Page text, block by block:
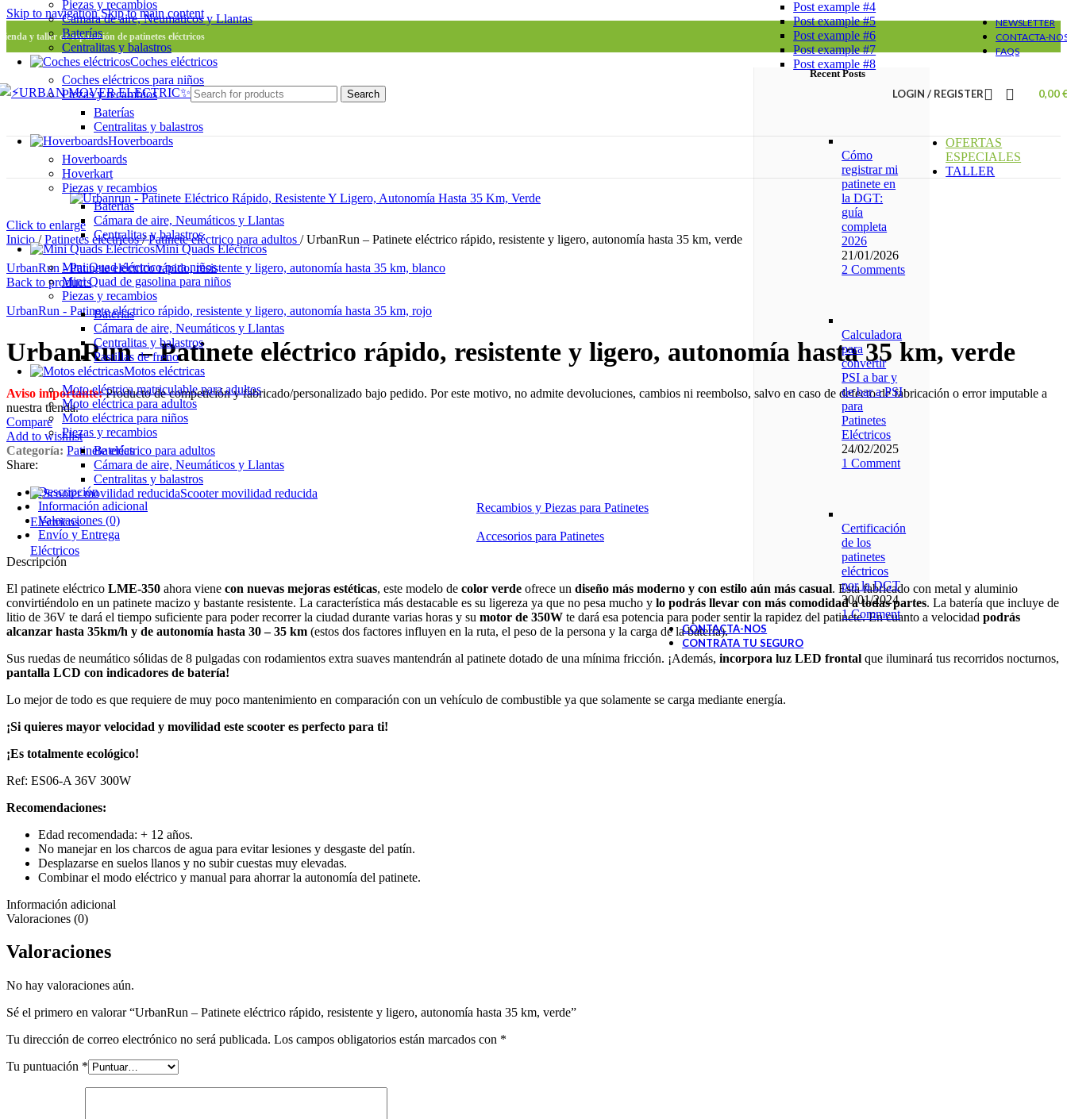
Skip to navigationSkip to main content
y taller de reparación de patinetes eléctricos
NEWSLETTER
CONTACTA-
FAQS
Search LOGIN / REGISTER 0,00
Piezas y recambios
Cámara de aire, Neumáticos y Llantas
Baterías
Centralitas y balastros
Coches eléctricos
Coches eléctricos para niños
Piezas y recambios
Baterías
Centralitas y balastros
Hoverboards
Hoverboards
Hoverkart
Piezas y recambios
Baterías
Cámara de aire, Neumáticos y Llantas
Centralitas y balastros
Mini Quads Eléctricos
Mini Quad eléctrico para niños
Mini Quad de gasolina para niños
Piezas y recambios
Baterías
Cámara de aire, Neumáticos y Llantas
Centralitas y balastros
Pastillas de freno
Motos eléctricas
Moto eléctrica matriculable para adultos
Moto eléctrica para adultos
Moto eléctrica para niños
Piezas y recambios
Baterías
Cámara de aire, Neumáticos y Llantas
Centralitas y balastros
Scooter movilidad reducida
Recambios y Piezas para Patinetes
Eléctricos
Accesorios para Patinetes
Eléctricos
Post example #4
Post example #5
Post example #6
Post example #7
Post example #8
Recent Posts
Cómo
registrar mi
patinete en
la DGT:
guía
completa
2026
21/01/2026
2 Comments
Calculadora
para
convertir
PSI a bar y
de bar a PSI
para
Patinetes
Eléctricos
24/02/2025
1 Comment
Certificación
de los
patinetes
eléctricos
por la DGT
30/01/2024
1 Comment
CONTACTA-NOS
CONTRATA TU SEGURO
OFERTAS
ESPECIALES
TALLER
Click to enlarge
Inicio/ Patinetes eléctricos/ Patinete eléctrico para adultos / UrbanRun – Patinete eléctrico rápido, resistente y ligero, autonomía hasta 35 km, verde
UrbanRun - Patinete eléctrico rápido, resistente y ligero, autonomía hasta 35 km, blanco
Back to products
UrbanRun - Patinete eléctrico rápido, resistente y ligero, autonomía hasta 35 km, rojo
UrbanRun – Patinete eléctrico rápido, resistente y ligero, autonomía hasta 35 km, verde
Aviso importante:Producto de competición y fabricado/personalizado bajo pedido. Por este motivo, no admite devoluciones, cambios ni reembolso, salvo en caso de defecto de fabricación o error imputable a
nuestra tienda.
Compare
Add to wishlist
Categoría: Patinete eléctrico para adultos
Share:
Descripción
Información adicional
Valoraciones (0)
Envío y Entrega
Descripción
El patinete eléctrico LME-350 ahora viene con nuevas mejoras estéticas, este modelo de color verde ofrece un diseño más moderno y con estilo aún más casual. Esta fabricado con metal y aluminio
convirtiéndolo en un patinete macizo y bastante resistente. La característica más destacable es su ligereza ya que no pesa mucho y lo podrás llevar con más comodidad a todas partes. La batería que incluye de
litio de 36V te dará el tiempo suficiente para poder recorrer la ciudad durante varias horas y su motor de 350W te dará esa potencia para poder sentir la rapidez del patinete. En cuanto a velocidad podrás
alcanzar hasta 35km/h y de autonomía hasta 30 – 35 km (estos dos factores influyen en la ruta, el peso de la persona y la carga de la batería).
Sus ruedas de neumático sólidas de 8 pulgadas con rodamientos extra suaves mantendrán al patinete dotado de una mínima fricción. ¡Además, incorpora luz LED frontal que iluminará tus recorridos nocturnos,
pantalla LCD con indicadores de batería!
Lo mejor de todo es que requiere de muy poco mantenimiento en comparación con un vehículo de combustible ya que solamente se carga mediante energía.
¡Si quieres mayor velocidad y movilidad este scooter es perfecto para ti!
¡Es totalmente ecológico!
Ref: ES06-A 36V 300W
Recomendaciones:
Edad recomendada: + 12 años.
No manejar en los charcos de agua para evitar lesiones y desgaste del patín.
Desplazarse en suelos llanos y no subir cuestas muy elevadas.
Combinar el modo eléctrico y manual para ahorrar la autonomía del patinete.
Información adicional
Valoraciones (0)
Valoraciones
No hay valoraciones aún.
Sé el primero en valorar “UrbanRun – Patinete eléctrico rápido, resistente y ligero, autonomía hasta 35 km, verde”
Tu dirección de correo electrónico no será publicada. Los campos obligatorios están marcados con *
Tu puntuación *